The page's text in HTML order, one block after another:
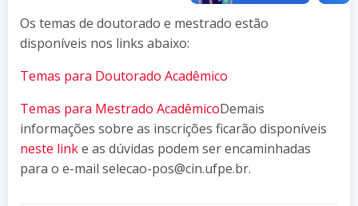
Os temas de doutorado e mestrado estão
disponíveis nos links abaixo:
Temas para Doutorado Acadêmico
Temas para Mestrado AcadêmicoDemais
informações sobre as inscrições ficarão disponíveis
neste linke as dúvidas podem ser encaminhadas
para o e-mail selecao-pos@cin.ufpe.br.